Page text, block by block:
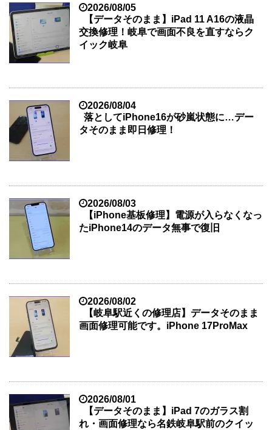
2026/08/05
【データそのまま】iPad 11 A16の液晶
交換修理！岐阜で画面不良を直すならク
イック岐阜
2026/08/04
落としてiPhone16が砂嵐状態に…デー
タそのまま即日修理！
2026/08/03
【iPhone基板修理】電源が入らなくなっ
たiPhone14のデータ無事で復旧
2026/08/02
【岐阜駅近くの修理店】データそのまま
画面修理可能です。iPhone 17ProMax
2026/08/01
【データそのまま】iPad 7のガラス割
れ・画面修理なら名鉄岐阜駅前のクイッ